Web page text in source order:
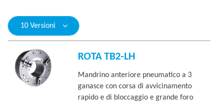
10 Versioni
ROTA TB2-LH
Mandrino anteriore pneumatico a 3
ganasce con corsa di avvicinamento
rapido e di bloccaggio e grande foro